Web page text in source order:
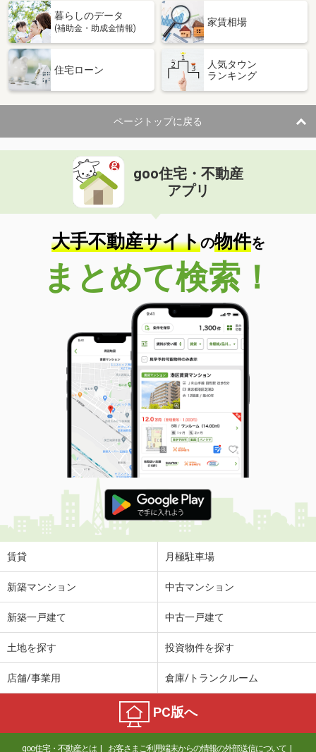
暮らしのデータ
(補助金・助成金情報)
家賃相場
住宅ローン
人気タウン
ランキング
ページトップに戻る
goo住宅・不動産
アプリ
大手不動産サイトの物件を
まとめて検索！
賃貸 月極駐車場
新築マンション 中古マンション
新築一戸建て 中古一戸建て
土地を探す 投資物件を探す
店舗/事業用 倉庫/トランクルーム
PC版へ
goo住宅・不動産とは お客さまご利用端末からの情報の外部送信について